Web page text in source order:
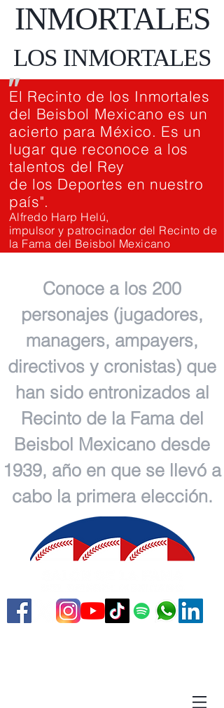
INMORTALES
LOS INMORTALES
El Recinto de los Inmortales
del Beisbol Mexicano es un
acierto para México. Es un
lugar que reconoce a los
talentos del Rey
de los Deportes en nuestro
país".
Alfredo Harp Helú,
impulsor y patrocinador del Recinto de
la Fama del Beisbol Mexicano
"
Conoce a los 200
personajes (jugadores,
managers, ampayers,
directivos y cronistas) que
han sido entronizados al
Recinto de la Fama del
Beisbol Mexicano desde
1939, año en que se llevó a
cabo la primera elección.